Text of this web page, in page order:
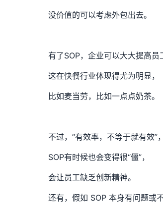
没价值的可以考虑外包出去。
有了SOP，企业可以大大提高员
这在快餐行业体现得尤为明显，
比如麦当劳，比如一点点奶茶。
不过，“有效率，不等于就有效”，
SOP有时候也会变得很“僵”，
会让员工缺乏创新精神。
还有，假如 SOP 本身有问题或